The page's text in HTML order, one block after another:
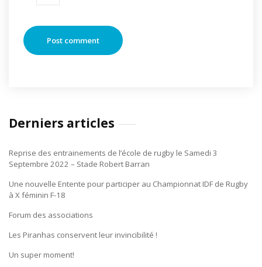
Derniers articles
Reprise des entrainements de l’école de rugby le Samedi 3
Septembre 2022 – Stade Robert Barran
Une nouvelle Entente pour participer au Championnat IDF de Rugby
à X féminin F-18
Forum des associations
Les Piranhas conservent leur invincibilité !
Un super moment!